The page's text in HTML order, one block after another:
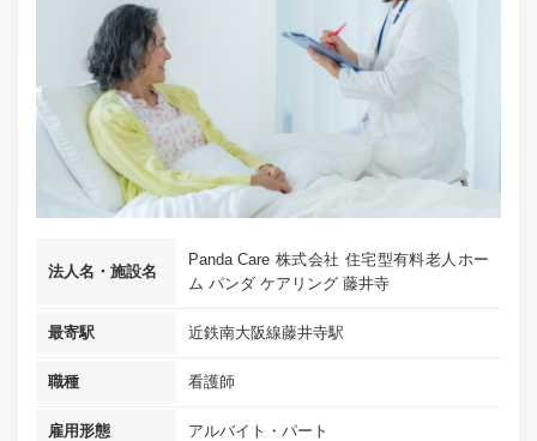
法人名・施設名
Panda Care 株式会社 住宅型有料老人ホー
ム パンダ ケアリング 藤井寺
最寄駅 近鉄南大阪線藤井寺駅
職種 看護師
雇用形態 アルバイト・パート